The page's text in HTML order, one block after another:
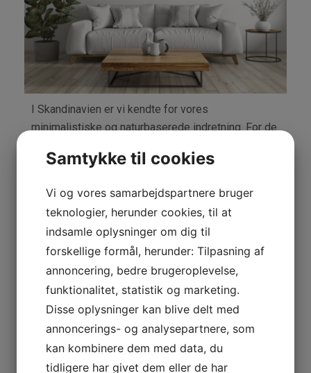
I Skandinavien er vi kendte for vores
minimalistiske og naturbaserede indretning. For de
med i indretningen af hjemmet, fordi vi er omgivet
materialer og farver går igen i de fleste
skandinaviske hjem, og det er med god grund.
Naturen giver os ro, og måske er det et gammelt
urinstinkt, som drager os så meget mod naturen, at
vi har det med i vores indretning. En måde at bringe
naturen tættere på hjemmet er med træmøbler. Et
sofabord eger blandt andet et godt møbel til at
skabe mere minimalisme og naturlighed i stuen.
Få en lys indretning med
Samtykke til cookies
Vi og vores samarbejdspartnere bruger
teknologier, herunder cookies, til at
indsamle oplysninger om dig til
forskellige formål, herunder: Tilpasning af
annoncering, bedre brugeroplevelse,
funktionalitet, statistik og marketing.
Disse oplysninger kan blive delt med
annoncerings- og analysepartnere, som
kan kombinere dem med data, du
tidligere har givet dem eller de har